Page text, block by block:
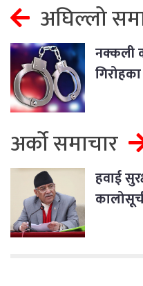
अघिल्लो
नक्कली
अर्को समाचार
हवाई